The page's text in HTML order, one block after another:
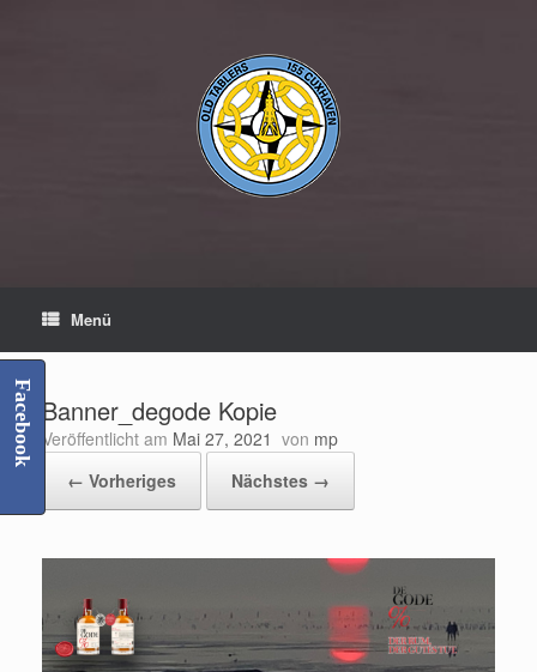
Menü
Banner_degode Kopie
Veröffentlicht am Mai 27, 2021 von mp
← Vorheriges
Nächstes →
Facebook